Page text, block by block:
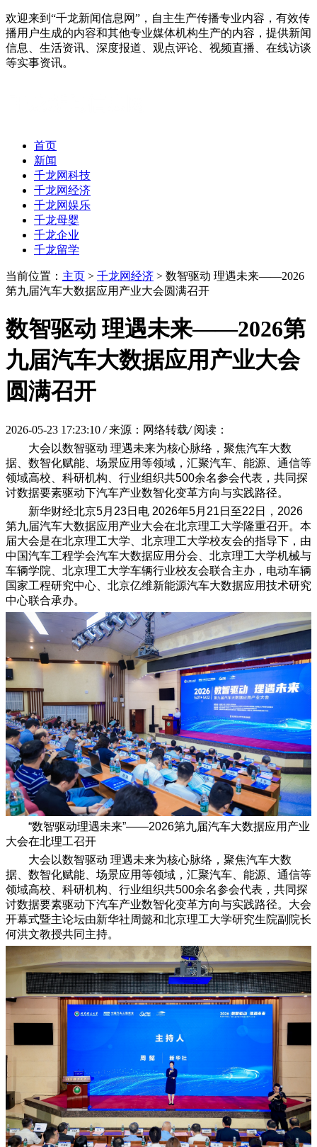
欢迎来到“千龙新闻信息网”，自主生产传播专业内容，有效传
播用户生成的内容和其他专业媒体机构生产的内容，提供新闻
信息、生活资讯、深度报道、观点评论、视频直播、在线访谈
等实事资讯。
首页
新闻
千龙网科技
千龙网经济
千龙网娱乐
千龙母婴
千龙企业
千龙留学
当前位置： 主页 > 千龙网经济 > 数智驱动 理遇未来——2026
第九届汽车大数据应用产业大会圆满召开
数智驱动 理遇未来——2026第
九届汽车大数据应用产业大会
圆满召开
2026-05-23 17:23:10 / 来源：网络转载/ 阅读：
大会以数智驱动 理遇未来为核心脉络，聚焦汽车大数
据、数智化赋能、场景应用等领域，汇聚汽车、能源、通信等
领域高校、科研机构、行业组织共500余名参会代表，共同探
讨数据要素驱动下汽车产业数智化变革方向与实践路径。
新华财经北京5月23日电 2026年5月21日至22日，2026
第九届汽车大数据应用产业大会在北京理工大学隆重召开。本
届大会是在北京理工大学、北京理工大学校友会的指导下，由
中国汽车工程学会汽车大数据应用分会、北京理工大学机械与
车辆学院、北京理工大学车辆行业校友会联合主办，电动车辆
国家工程研究中心、北京亿维新能源汽车大数据应用技术研究
中心联合承办。
“数智驱动理遇未来”——2026第九届汽车大数据应用产业
大会在北理工召开
大会以数智驱动 理遇未来为核心脉络，聚焦汽车大数
据、数智化赋能、场景应用等领域，汇聚汽车、能源、通信等
领域高校、科研机构、行业组织共500余名参会代表，共同探
讨数据要素驱动下汽车产业数智化变革方向与实践路径。大会
开幕式暨主论坛由新华社周懿和北京理工大学研究生院副院长
何洪文教授共同主持。